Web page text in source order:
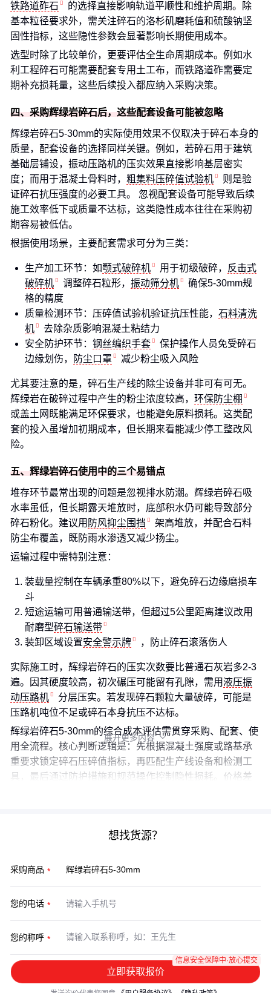
铁路道砟石
的选择直接影响轨道平顺性和维护周期。除
基本粒径要求外，需关注碎石的洛杉矶磨耗值和硫酸钠坚
固性指标，这些隐性参数会显著影响长期使用成本。
选型时除了比较单价，更要评估全生命周期成本。例如水
利工程碎石可能需要配套专用土工布，而铁路道砟需要定
期补充损耗量，这些后续投入都应纳入采购决策。
四、采购辉绿岩碎石后，这些配套设备可能被忽略
辉绿岩碎石5-30mm的实际使用效果不仅取决于碎石本身的
质量，配套设备的选择同样关键。例如，若碎石用于建筑
基础层铺设，振动压路机的压实效果直接影响基层密实
度；而用于混凝土骨料时， 粗集料压碎值试验机
则是验
证碎石抗压强度的必要工具。 忽视配套设备可能导致后续
施工效率低下或质量不达标，这类隐性成本往往在采购初
期容易被低估。
根据使用场景，主要配套需求可分为三类：
生产加工环节：如颚式破碎机 用于初级破碎，
反击式
破碎机
调整碎石粒形， 振动筛分机
确保5-30mm规
格的精度
质量检测环节：压碎值试验机验证抗压性能， 石料清洗
机
去除杂质影响混凝土粘结力
安全防护环节： 钢丝编织手套
保护操作人员免受碎石
边缘划伤，
防尘口罩 减少粉尘吸入风险
尤其要注意的是，碎石生产线的除尘设备并非可有可无。
辉绿岩在破碎过程中产生的粉尘浓度较高， 环保防尘棚
或盖土网既能满足环保要求，也能避免原料损耗。这类配
套的投入虽增加初期成本，但长期来看能减少停工整改风
险。
五、辉绿岩碎石使用中的三个易错点
堆存环节最常出现的问题是忽视排水防潮。辉绿岩碎石吸
水率虽低，但长期露天堆放时，底部积水仍可能导致部分
碎石粉化。建议用 防风抑尘围挡
架高堆放，并配合石料
防尘布覆盖，既防雨水渗透又减少扬尘。
运输过程中需特别注意：
装载量控制在车辆承重80%以下，避免碎石边缘磨损车
斗
短途运输可用普通输送带，但超过5公里距离建议改用
耐磨型碎石输送带
装卸区域设置安全警示牌 ，防止碎石滚落伤人
实际施工时，辉绿岩碎石的压实次数要比普通石灰岩多2-3
遍。因其硬度较高，初次碾压可能留有孔隙，需用 液压振
动压路机
分层压实。若发现碎石颗粒大量破碎，可能是
压路机吨位不足或碎石本身抗压不达标。
辉绿岩碎石5-30mm的综合成本评估需贯穿采购、配套、使
用全流程。核心判断逻辑是：先根据混凝土强度或路基承
重要求锁定碎石压碎值指标，再匹配生产线设备和检测工
具，最后通过防护措施和规范操作控制隐性损耗。价格差
展开更多内容 
想找货源？
采购商品
您的电话
您的称呼
立即获取报价
信息安全保障中·放心提交